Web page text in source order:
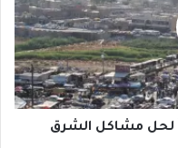
لحل مشاكل الشرق